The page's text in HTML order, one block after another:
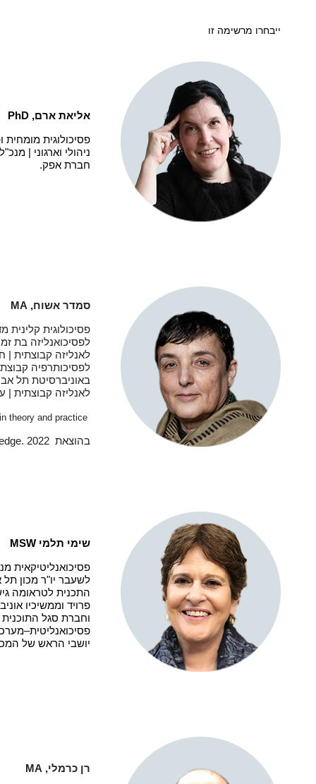
ייבחרו מרשימה זו
אליאת ארם, PhD
פסיכולוגית
ניהולי וארגוני |
חברת אפק.
סמדר אשוח, MA
פסיכולוגית קלינית
לפסיכואנליזה בת
לאנליזה קבוצתית |
לפסיכותרפיה
באוניברסיטת תל
לאנליזה קבוצתית |
theory and practice
בהוצאת 2022
שימי תלמי MSW
פסיכואנליטיקאית
לשעבר יו"ר מכון תל
התכנית לטראומה
פרויד וממשיכיו
וחברת סגל התוכנית
יושבי הראש של
רן כרמלי, MA